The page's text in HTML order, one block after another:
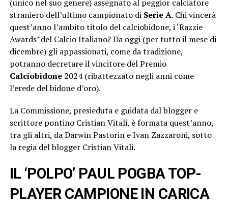
(unico nel suo genere) assegnato al peggior calciatore
straniero dell’ultimo campionato di Serie A. Chi vincerà
quest’anno l’ambito titolo del calciobidone, i ‘Razzie
Awards’ del Calcio Italiano? Da oggi (per tutto il mese di
dicembre) gli appassionati, come da tradizione,
potranno decretare il vincitore del Premio
Calciobidone 2024 (ribattezzato negli anni come
l’erede del bidone d’oro).
La Commissione, presieduta e guidata dal blogger e
scrittore pontino Cristian Vitali, è formata quest’anno,
tra gli altri, da Darwin Pastorin e Ivan Zazzaroni, sotto
la regia del blogger Cristian Vitali.
IL ‘POLPO’ PAUL POGBA TOP-
PLAYER CAMPIONE IN CARICA